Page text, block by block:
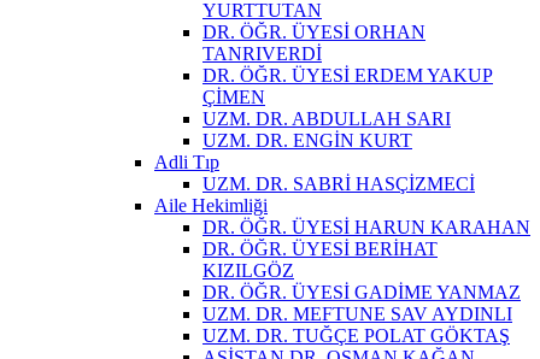
YURTTUTAN
DR. ÖĞR. ÜYESİ ORHAN
TANRIVERDİ
DR. ÖĞR. ÜYESİ ERDEM YAKUP
ÇİMEN
UZM. DR. ABDULLAH SARI
UZM. DR. ENGİN KURT
Adli Tıp
UZM. DR. SABRİ HASÇİZMECİ
Aile Hekimliği
DR. ÖĞR. ÜYESİ HARUN KARAHAN
DR. ÖĞR. ÜYESİ BERİHAT
KIZILGÖZ
DR. ÖĞR. ÜYESİ GADİME YANMAZ
UZM. DR. MEFTUNE SAV AYDINLI
UZM. DR. TUĞÇE POLAT GÖKTAŞ